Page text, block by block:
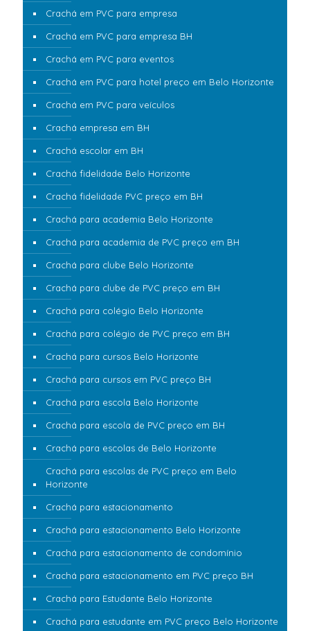
Crachá em PVC para empresa
Crachá em PVC para empresa BH
Crachá em PVC para eventos
Crachá em PVC para hotel preço em Belo Horizonte
Crachá em PVC para veículos
Crachá empresa em BH
Crachá escolar em BH
Crachá fidelidade Belo Horizonte
Crachá fidelidade PVC preço em BH
Crachá para academia Belo Horizonte
Crachá para academia de PVC preço em BH
Crachá para clube Belo Horizonte
Crachá para clube de PVC preço em BH
Crachá para colégio Belo Horizonte
Crachá para colégio de PVC preço em BH
Crachá para cursos Belo Horizonte
Crachá para cursos em PVC preço BH
Crachá para escola Belo Horizonte
Crachá para escola de PVC preço em BH
Crachá para escolas de Belo Horizonte
Crachá para escolas de PVC preço em Belo
Horizonte
Crachá para estacionamento
Crachá para estacionamento Belo Horizonte
Crachá para estacionamento de condomínio
Crachá para estacionamento em PVC preço BH
Crachá para Estudante Belo Horizonte
Crachá para estudante em PVC preço Belo Horizonte